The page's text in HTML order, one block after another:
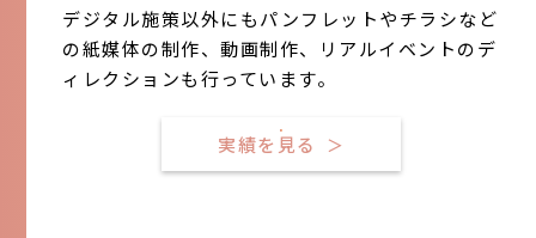
デジタル施策以外にもパンフレットやチラシなど
の紙媒体の制作、動画制作、リアルイベントのデ
ィレクションも行っています。
実績を見る ＞